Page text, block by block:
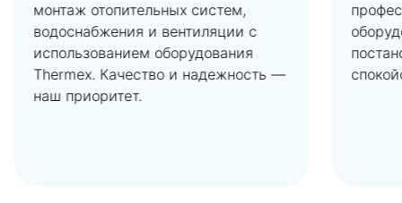
монтаж отопительных систем,
водоснабжения и вентиляции с
использованием оборудования
Thermex. Качество и надежность —
наш приоритет.